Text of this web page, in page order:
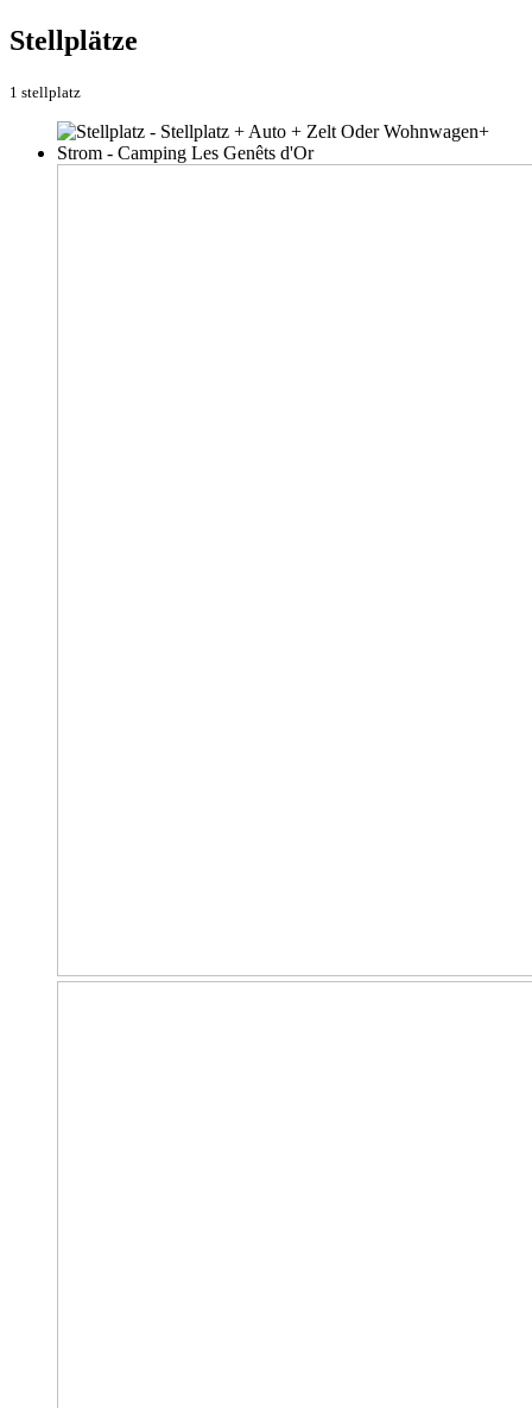
Stellplätze
1 stellplatz